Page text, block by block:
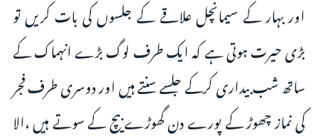
اور بہار کے سیمانچل علاقے کے جلسوں کی بات کریں تو
بڑی حیرت ہوتی ہے کہ ایک طرف لوگ بڑے انہماک کے
ساتھ شب بیداری کرکے جلسے سنتے ہیں اور دوسری طرف فجر
کی نماز چھوڑ کے پورے دن گھوڑے بیچ کے سوتے ہیں ،الا